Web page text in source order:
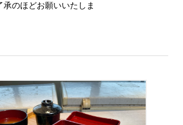
承のほどお願いいたしま